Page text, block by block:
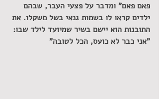
פאם פאם" ומדבר על פצעי העבר, שבהם
ילדים קראו לו בשמות גנאי בשל משקלו. את
התובנות הוא יישם בשיר שמיועד לילד שבו:
"אני כבר לא כועס, הכל לטובה"